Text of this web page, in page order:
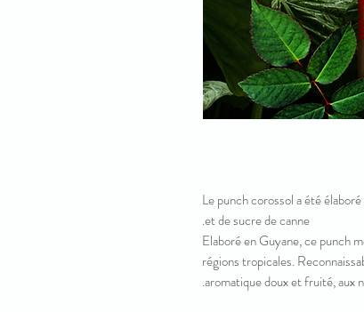
Le punch corossol a été
et de sucre de canne.
Elaboré en Guyane, ce punch
régions tropicales.
aromatique doux et fruité, aux